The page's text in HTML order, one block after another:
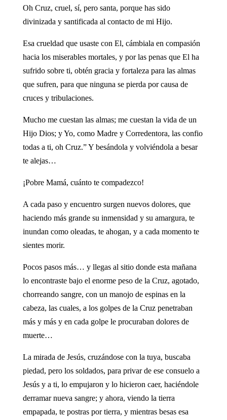
Oh Cruz, cruel, sí, pero santa, porque has sido
divinizada y santificada al contacto de mi Hijo.
Esa crueldad que usaste con El, cámbiala en compasión
hacia los miserables mortales, y por las penas que El ha
sufrido sobre ti, obtén gracia y fortaleza para las almas
que sufren, para que ninguna se pierda por causa de
cruces y tribulaciones.
Mucho me cuestan las almas; me cuestan la vida de un
Hijo Dios; y Yo, como Madre y Corredentora, las confio
todas a ti, oh Cruz.” Y besándola y volviéndola a besar
te alejas…
¡Pobre Mamá, cuánto te compadezco!
A cada paso y encuentro surgen nuevos dolores, que
haciendo más grande su inmensidad y su amargura, te
inundan como oleadas, te ahogan, y a cada momento te
sientes morir.
Pocos pasos más… y llegas al sitio donde esta mañana
lo encontraste bajo el enorme peso de la Cruz, agotado,
chorreando sangre, con un manojo de espinas en la
cabeza, las cuales, a los golpes de la Cruz penetraban
más y más y en cada golpe le procuraban dolores de
muerte…
La mirada de Jesús, cruzándose con la tuya, buscaba
piedad, pero los soldados, para privar de ese consuelo a
Jesús y a ti, lo empujaron y lo hicieron caer, haciéndole
derramar nueva sangre; y ahora, viendo la tierra
empapada, te postras por tierra, y mientras besas esa